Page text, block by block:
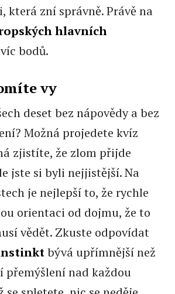
která zní správně. Právě na
hlavních
bodů.
vy
deset bez nápovědy a bez
Možná projedete kvíz
zjistíte, že zlom přijde
jste si byli nejjistější. Na
je nejlepší to, že rychle
orientaci od dojmu, že to
vědět. Zkuste odpovídat
bývá upřímnější než
nad každou